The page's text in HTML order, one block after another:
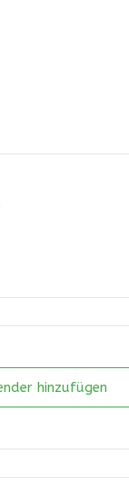
hinzufügen